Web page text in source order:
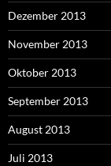
Dezember 2013
November 2013
Oktober 2013
September 2013
August 2013
Juli 2013